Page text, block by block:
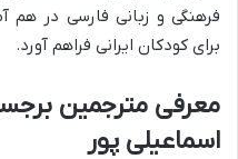
فرهنگی و زبانی فارسی در
برای کودکان ایرانی فراهم آورد.
معرفی مترجمین
اسماعیلی پور